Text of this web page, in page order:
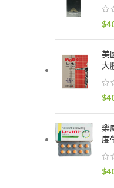
$
美
大
$
樂
度
$